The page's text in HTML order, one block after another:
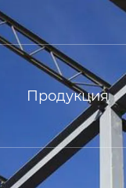
Продукция